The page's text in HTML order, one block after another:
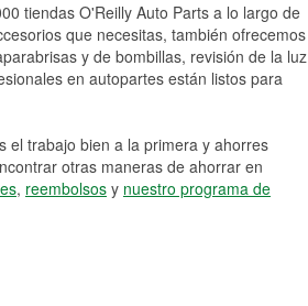
tiendas O'Reilly Auto Parts a lo largo de
que necesitas, también ofrecemos
y de bombillas, revisión de la luz
en autopartes están listos para
el trabajo bien a la primera y ahorres
otras maneras de ahorrar en
, reembolsos y nuestro programa de